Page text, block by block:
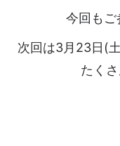
今回もご
次回は3月23日(
たく